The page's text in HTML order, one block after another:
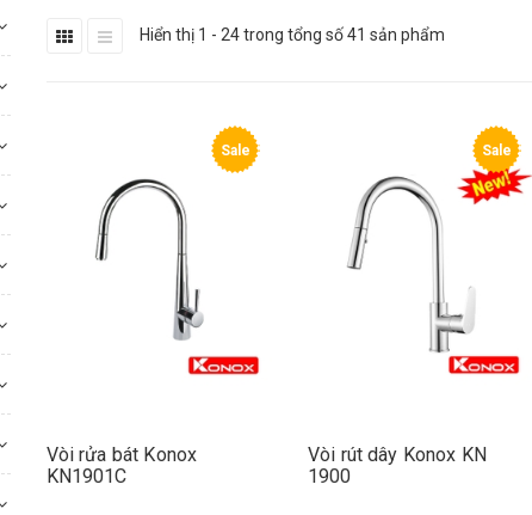
Hiển thị 1 - 24 trong tổng số 41 sản phẩm
Sale
Vòi rửa bát Konox
KN1901C
Sale
Vòi rút dây Konox KN
1900